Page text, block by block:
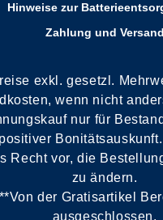
Hinweise zur
Zahlung und Versand
exkl. gesetzl.
wenn nicht
nur für
Recht vor, die
zu ändern.
der Gratisartikel
ausgeschlossen.